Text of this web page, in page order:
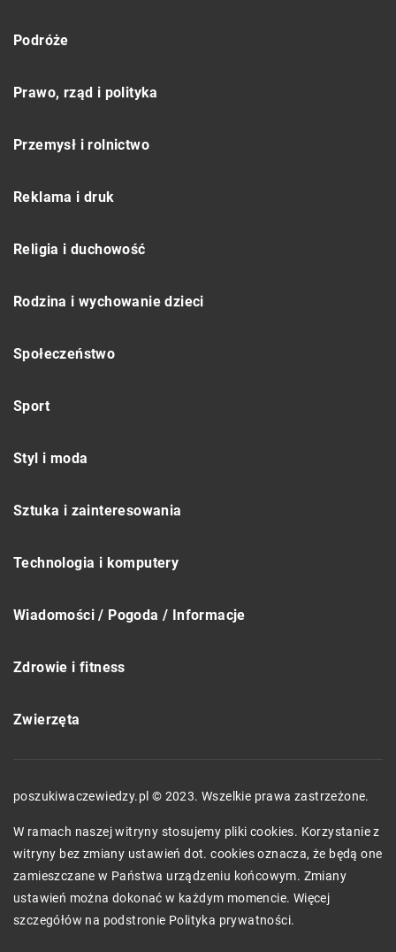
Podróże
Prawo, rząd i polityka
Przemysł i rolnictwo
Reklama i druk
Religia i duchowość
Rodzina i wychowanie dzieci
Społeczeństwo
Sport
Styl i moda
Sztuka i zainteresowania
Technologia i komputery
Wiadomości / Pogoda / Informacje
Zdrowie i fitness
Zwierzęta
poszukiwaczewiedzy.pl © 2023. Wszelkie prawa zastrzeżone.
W ramach naszej witryny stosujemy pliki cookies. Korzystanie z
witryny bez zmiany ustawień dot. cookies oznacza, że będą one
zamieszczane w Państwa urządzeniu końcowym. Zmiany
ustawień można dokonać w każdym momencie. Więcej
szczegółów na podstronie Polityka prywatności.